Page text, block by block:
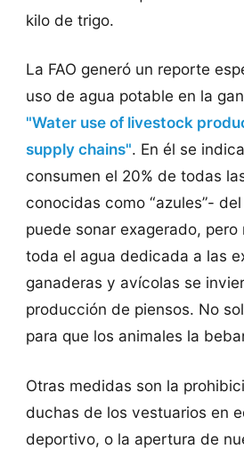
kilo de trigo.
La FAO generó un reporte
uso de agua potable en la
"Water use of livestock
supply chains". En él se
consumen el 20% de todas
conocidas como “azules”-
puede sonar exagerado, pero
toda el agua dedicada a las
ganaderas y avícolas se
producción de piensos. No
para que los animales la
Otras medidas son la
duchas de los vestuarios en
deportivo, o la apertura de